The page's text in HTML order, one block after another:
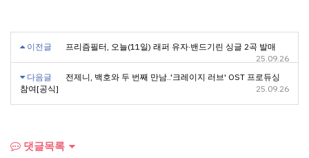
이전글
프리즘필터, 오늘(11일) 래퍼 유자·밴드기린 싱글 2곡 발매
25.09.26
다음글
전제니, 백호와 두 번째 만남..'크레이지 러브' OST 프로듀싱
참여[공식]
25.09.26
댓글목록